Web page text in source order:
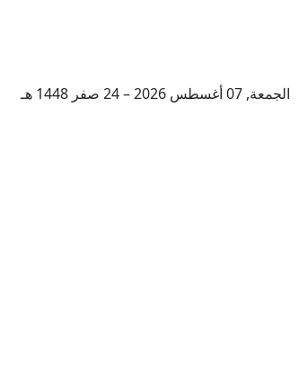
الجمعة, 07 أغسطس 2026 – 24 صفر 1448 هـ